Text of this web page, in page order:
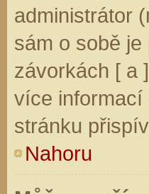
administrátor
sám o sobě
závorkách [ a
více informací
stránku
Nahoru